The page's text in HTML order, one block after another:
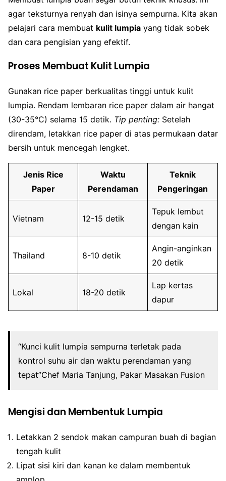
agar teksturnya renyah dan isinya sempurna. Kita akan
pelajari cara membuat kulit lumpia yang tidak sobek
dan cara pengisian yang efektif.
Proses Membuat Kulit Lumpia
Gunakan rice paper berkualitas tinggi untuk kulit
lumpia. Rendam lembaran rice paper dalam air hangat
(30-35°C) selama 15 detik. Tip penting: Setelah
direndam, letakkan rice paper di atas permukaan datar
bersih untuk mencegah lengket.
Jenis Rice
Paper
Waktu
Perendaman
Teknik
Pengeringan
Vietnam 12-15 detik
Tepuk lembut
dengan kain
Thailand 8-10 detik
Angin-anginkan
20 detik
Lokal 18-20 detik
Lap kertas
dapur
“Kunci kulit lumpia sempurna terletak pada
kontrol suhu air dan waktu perendaman yang
tepat”Chef Maria Tanjung, Pakar Masakan Fusion
Mengisi dan Membentuk Lumpia
Letakkan 2 sendok makan campuran buah di bagian
tengah kulit
Lipat sisi kiri dan kanan ke dalam membentuk